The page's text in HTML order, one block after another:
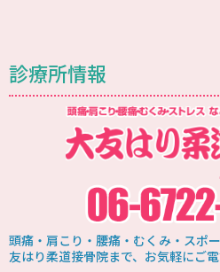
診療所情報
頭痛・肩こり・腰痛・むくみ・スポ
友はり柔道接骨院まで、お気軽にご電